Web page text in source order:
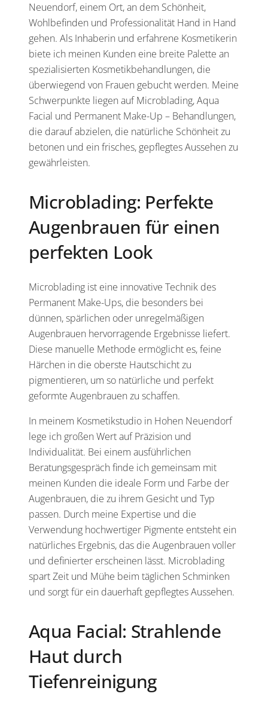
Neuendorf, einem Ort, an dem Schönheit,
Wohlbefinden und Professionalität Hand in Hand
gehen. Als Inhaberin und erfahrene Kosmetikerin
biete ich meinen Kunden eine breite Palette an
spezialisierten Kosmetikbehandlungen, die
überwiegend von Frauen gebucht werden. Meine
Schwerpunkte liegen auf Microblading, Aqua
Facial und Permanent Make-Up – Behandlungen,
die darauf abzielen, die natürliche Schönheit zu
betonen und ein frisches, gepflegtes Aussehen zu
gewährleisten.
Microblading: Perfekte
Augenbrauen für einen
perfekten Look
Microblading ist eine innovative Technik des
Permanent Make-Ups, die besonders bei
dünnen, spärlichen oder unregelmäßigen
Augenbrauen hervorragende Ergebnisse liefert.
Diese manuelle Methode ermöglicht es, feine
Härchen in die oberste Hautschicht zu
pigmentieren, um so natürliche und perfekt
geformte Augenbrauen zu schaffen.
In meinem Kosmetikstudio in Hohen Neuendorf
lege ich großen Wert auf Präzision und
Individualität. Bei einem ausführlichen
Beratungsgespräch finde ich gemeinsam mit
meinen Kunden die ideale Form und Farbe der
Augenbrauen, die zu ihrem Gesicht und Typ
passen. Durch meine Expertise und die
Verwendung hochwertiger Pigmente entsteht ein
natürliches Ergebnis, das die Augenbrauen voller
und definierter erscheinen lässt. Microblading
spart Zeit und Mühe beim täglichen Schminken
und sorgt für ein dauerhaft gepflegtes Aussehen.
Aqua Facial: Strahlende
Haut durch
Tiefenreinigung